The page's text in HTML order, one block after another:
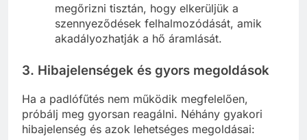
megőrizni tisztán, hogy elkerüljük a
szennyeződések felhalmozódását, amik
akadályozhatják a hő áramlását.
3. Hibajelenségek és gyors megoldások
Ha a padlófűtés nem működik megfelelően,
próbálj meg gyorsan reagálni. Néhány gyakori
hibajelenség és azok lehetséges megoldásai: